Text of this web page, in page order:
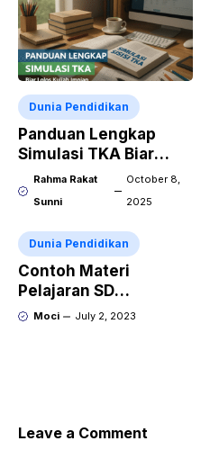
Dunia Pendidikan
Panduan Lengkap
Simulasi TKA Biar
Lolos Kuliah Impian
Rahma Rakat
Sunni
October 8,
2025
Dunia Pendidikan
Contoh Materi
Pelajaran SD
Penjumlahan dan
Moci July 2, 2023
Leave a Comment